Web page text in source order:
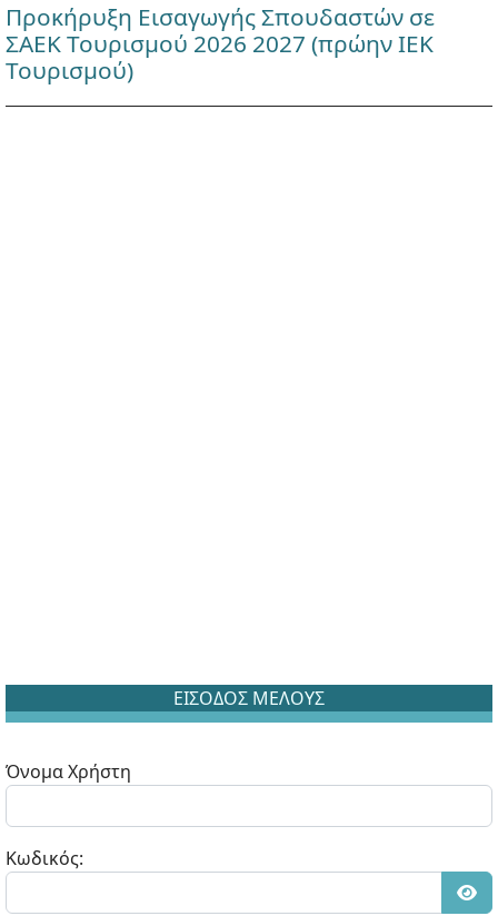
Προκήρυξη Εισαγωγής Σπουδαστών σε
ΣΑΕΚ Τουρισμού 2026 2027 (πρώην ΙΕΚ
Τουρισμού)
ΕΙΣΟΔΟΣ ΜΕΛΟΥΣ
Όνομα Χρήστη
Κωδικός: